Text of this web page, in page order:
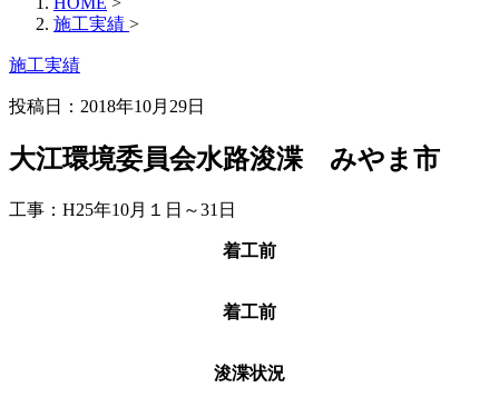
施工実績 >
施工実績
投稿日： 2018年10月29日
大江環境委員会水路浚渫 みやま市
工事：H25年10月１日～31日
着工前
着工前
浚渫状況